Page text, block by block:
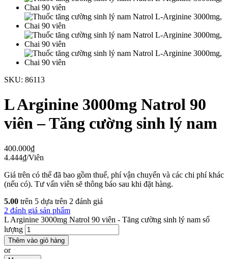
SKU: 86113
L Arginine 3000mg Natrol 90
viên – Tăng cường sinh lý nam
400.000₫
4.444₫/Viên
Giá trên có thể đã bao gồm thuế, phí vận chuyển và các chi phí khác
(nếu có). Tư vấn viên sẽ thông báo sau khi đặt hàng.
5.00 trên 5 dựa trên 2 đánh giá
2 đánh giá sản phẩm
L Arginine 3000mg Natrol 90 viên - Tăng cường sinh lý nam số
lượng
Thêm vào giỏ hàng
or